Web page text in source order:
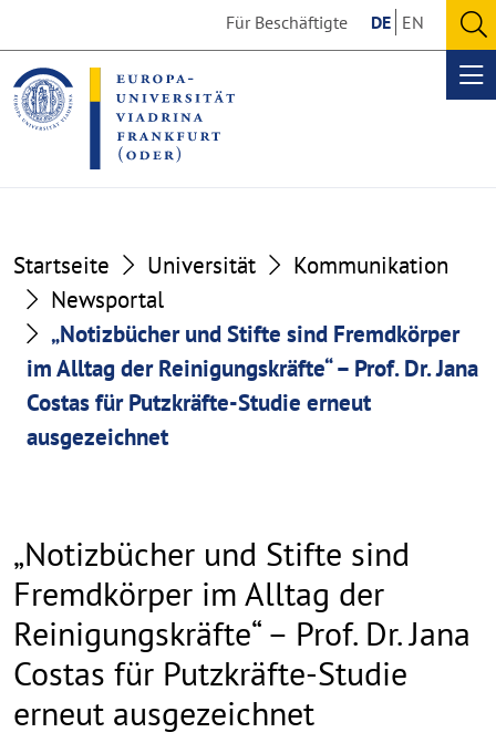
the
content
section
the
footer
section
Für Beschäftigte DE EN
Startseite Universität
Kommunikation
Newsportal
„Notizbücher und Stifte sind Fremdkörper
im Alltag der Reinigungskräfte“ – Prof. Dr. Jana
Costas für Putzkräfte-Studie erneut
ausgezeichnet
„Notizbücher und Stifte sind
Fremdkörper im Alltag der
Reinigungskräfte“ – Prof. Dr. Jana
Costas für Putzkräfte-Studie
erneut ausgezeichnet